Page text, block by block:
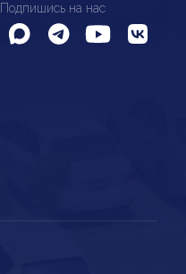
Подпишись на нас